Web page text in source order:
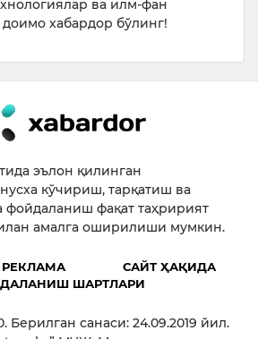
ва илм-фан
хабардор бўлинг!
эълон қилинган
кўчириш, тарқатиш ва
фойдаланиш фақат таҳририят
амалга оширилиши мумкин.
РЕКЛАМА
САЙТ ҲАҚИДА
ШАРТЛАРИ
Берилган санаси: 24.09.2019 йил.